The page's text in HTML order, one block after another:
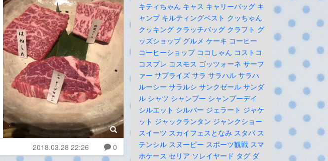
2018.03.28 22:26 0
キティちゃん キャス キャリーバッグ キ
ャンプ キルティングベスト クッちゃん
クッキング クラッチバッグ クラフト グ
ッズショップ グルメ ケーキ コーヒー
コーヒーショップ ココしゃん コストコ
コスプレ コスモス ゴッツォーネ サーフ
ァー サプライズ サラ サラハル サラハ
ルーシー サラルシ サンクゼール サンダ
ル シャツ シャンプー シャンプーデイ
シルエット シルバー ジェラート ジャケ
ット ジャックランタン ジャンクショー
スイーツ スカイフェスとなみ スタバ ス
テンシル スヌーピー スポーツ観戦 スマ
ホケース セリア ソレイヤード タグ ダ